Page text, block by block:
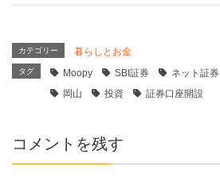
カテゴリー 暮らしとお金
タグ Moopy SBI証券 ネット証券
岡山
投資 証券口座開設
コメントを残す